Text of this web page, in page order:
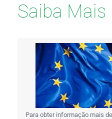
Saiba Mais
Para obter informação mais